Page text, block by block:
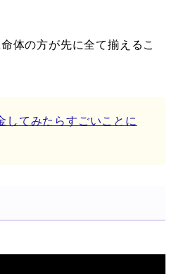
体の方が先に全て揃えるこ
してみたらすごいことに